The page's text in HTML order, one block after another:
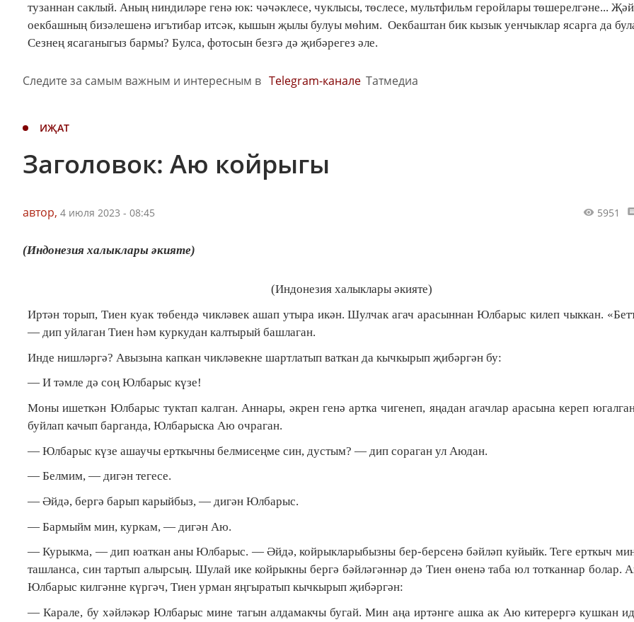
тузаннан саклый. Аның ниндиләре генә юк: чәчәклесе, чуклысы, төслесе, мультфильм геройлары төшерелгәне...
оекбашның бизәлешенә игътибар итсәк, кышын җылы булуы мөһим. Оекбаштан бик кызык уенчыклар ясарга да
Сезнең ясаганыгыз бармы? Булса, фотосын безгә дә җибәрегез әле.
Следите за самым важным и интересным в Telegram-канале Татмедиа
ИҖАТ
Заголовок: Аю койрыгы
автор, 4 июля 2023 - 08:45 5951
(Индонезия халыклары әкияте)
(Индонезия халыклары әкияте)
Иртән торып, Тиен куак төбендә чикләвек ашап утыра икән. Шулчак агач арасыннан Юлбарыс килеп чыккан.
— дип уйлаган Тиен һәм куркудан калтырый башлаган.
Инде нишләргә? Авызына капкан чикләвекне шартлатып ваткан да кычкырып җибәргән бу:
— И тәмле дә соң Юлбарыс күзе!
Моны ишеткән Юлбарыс туктап калган. Аннары, әкрен генә артка чигенеп, яңадан агачлар арасына кереп
буйлап качып барганда, Юлбарыска Аю очраган.
— Юлбарыс күзе ашаучы ерткычны белмисеңме син, дустым? — дип сораган ул Аюдан.
— Белмим, — дигән тегесе.
— Әйдә, бергә барып карыйбыз, — дигән Юлбарыс.
— Бармыйм мин, куркам, — дигән Аю.
— Курыкма, — дип юаткан аны Юлбарыс. — Әйдә, койрыкларыбызны бер-берсенә бәйләп куйыйк. Теге ерткыч
ташланса, син тартып алырсың. Шулай ике койрыкны бергә бәйләгәннәр дә Тиен өненә таба юл тотканнар болар.
Юлбарыс килгәнне күргәч, Тиен урман яңгыратып кычкырып җибәргән:
— Карале, бу хәйләкәр Юлбарыс мине тагын алдамакчы бугай. Мин аңа иртәнге ашка ак Аю китерергә кушкан